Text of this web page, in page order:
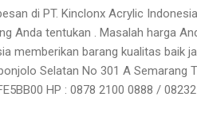
di PT. Kinclonx Acrylic
Anda tentukan . Masalah harga
memberikan barang kualitas baik
Selatan No 301 A Semarang
HP : 0878 2100 0888 /